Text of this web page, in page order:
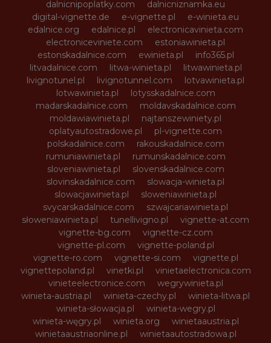
dalnicnipoplatky.com
dalnicniznamka.eu
digital-vignette.de
e-vignette.pl
e-winieta.eu
edalnice.org
edalnice.pl
electronicavinieta.com
electroniceviniete.com
estoniawinieta.pl
estonskadalnice.com
ewinieta.pl
info365.pl
litvadalnice.com
litwa-winieta.pl
litwawinieta.pl
livignotunel.pl
livignotunnel.com
lotvawinieta.pl
lotwawinieta.pl
lotysskadalnice.com
madarskadalnice.com
moldavskadalnice.com
moldawiawinieta.pl
najtanszewiniety.pl
oplatyautostradowe.pl
pl-vignette.com
polskadalnice.com
rakouskadalnice.com
rumuniawinieta.pl
rumunskadalnice.com
sloveniawinieta.pl
slovenskadalnice.com
slovinskadalnice.com
slowacja-winieta.pl
slowacjawinieta.pl
sloweniawinieta.pl
svycarskadalnice.com
szwajcariawinieta.pl
słoweniawinieta.pl
tunellivigno.pl
vignette-at.com
vignette-bg.com
vignette-cz.com
vignette-pl.com
vignette-poland.pl
vignette-ro.com
vignette-si.com
vignette.pl
vignettepoland.pl
vinetki.pl
vinietaelectronica.com
vinieteelectronice.com
wegrywinieta.pl
winieta-austria.pl
winieta-czechy.pl
winieta-litwa.pl
winieta-słowacja.pl
winieta-wegry.pl
winieta-węgry.pl
winieta.org
winietaaustria.pl
winietaaustriaonline.pl
winietaautostradowa.pl